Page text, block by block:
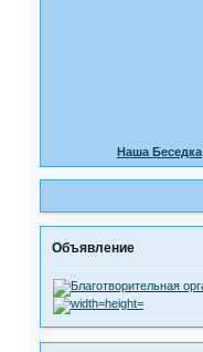
Наша Беседка
Объявление